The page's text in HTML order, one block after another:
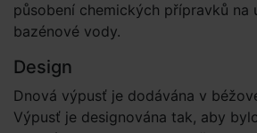
působení chemických přípravků na
bazénové vody.
Design
Dnová výpusť je dodávána v
Výpusť je designována tak, aby